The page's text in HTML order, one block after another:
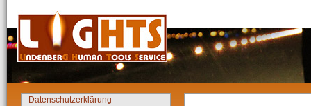
Datenschutzerklärung